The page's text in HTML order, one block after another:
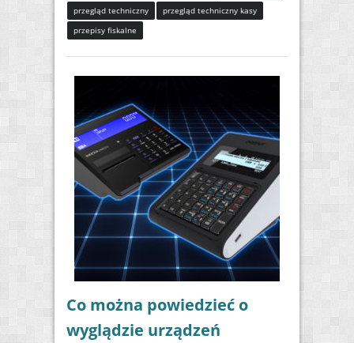
przegląd techniczny
przegląd techniczny kasy
przepisy fiskalne
Co można powiedzieć o
wyglądzie urządzeń